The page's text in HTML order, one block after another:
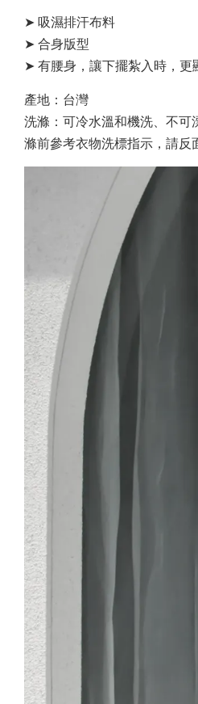
➤ 吸濕排汗布料
➤ 合身版型
➤ 有腰身，讓下擺紮入時，更
產地：台灣
洗滌：可冷水溫和機洗、不可
滌前參考衣物洗標指示，請反